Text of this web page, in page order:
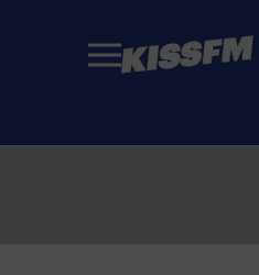
Passer au contenu